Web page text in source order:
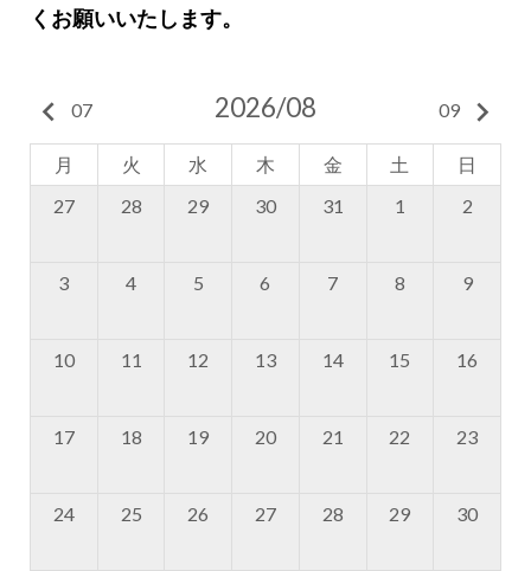
くお願いいたします。
keyboard_arrow_left 07 2026/08 09 keyboard_arrow_right
月 火 水 木 金 土
日
27
28 29 30 31 1 2
3 4 5 6 7 8 9
10 11 12 13 14 15 16
17 18 19 20 21 22 23
24 25 26 27 28 29 30